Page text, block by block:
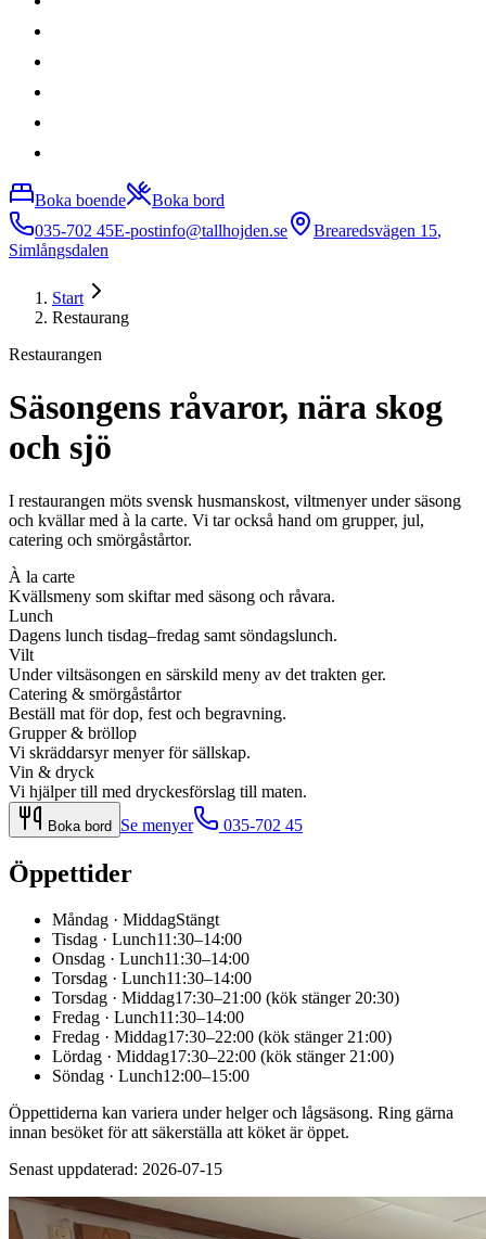
Boka boende
Boka bord
035-702 45E-postinfo@tallhojden.se Brearedsvägen 15,
Simlångsdalen
Start
Restaurang
Restaurangen
Säsongens råvaror, nära skog
och sjö
I restaurangen möts svensk husmanskost, viltmenyer under säsong
och kvällar med à la carte. Vi tar också hand om grupper, jul,
catering och smörgåstårtor.
À la carte
Kvällsmeny som skiftar med säsong och råvara.
Lunch
Dagens lunch tisdag–fredag samt söndagslunch.
Vilt
Under viltsäsongen en särskild meny av det trakten ger.
Catering & smörgåstårtor
Beställ mat för dop, fest och begravning.
Grupper & bröllop
Vi skräddarsyr menyer för sällskap.
Vin & dryck
Vi hjälper till med dryckesförslag till maten.
Boka bord Se menyer 035-702 45
Öppettider
Måndag · MiddagStängt
Tisdag · Lunch11:30–14:00
Onsdag · Lunch11:30–14:00
Torsdag · Lunch11:30–14:00
Torsdag · Middag17:30–21:00 (kök stänger 20:30)
Fredag · Lunch11:30–14:00
Fredag · Middag17:30–22:00 (kök stänger 21:00)
Lördag · Middag17:30–22:00 (kök stänger 21:00)
Söndag · Lunch12:00–15:00
Öppettiderna kan variera under helger och lågsäsong. Ring gärna
innan besöket för att säkerställa att köket är öppet.
Senast uppdaterad: 2026-07-15